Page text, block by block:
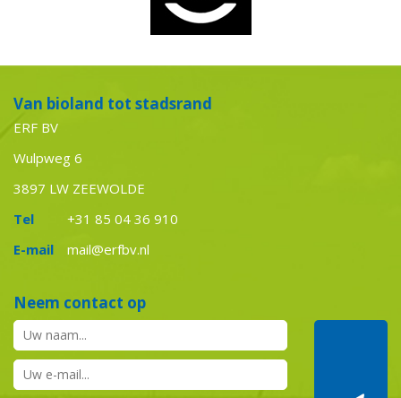
Van bioland tot stadsrand
ERF BV
Wulpweg 6
3897 LW ZEEWOLDE
Tel
+31 85 04 36 910
E-mail
mail@erfbv.nl
Neem contact op